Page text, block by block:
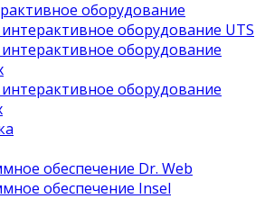
оборудование
оборудование UTS
оборудование
оборудование
обеспечение Dr. Web
обеспечение Insel